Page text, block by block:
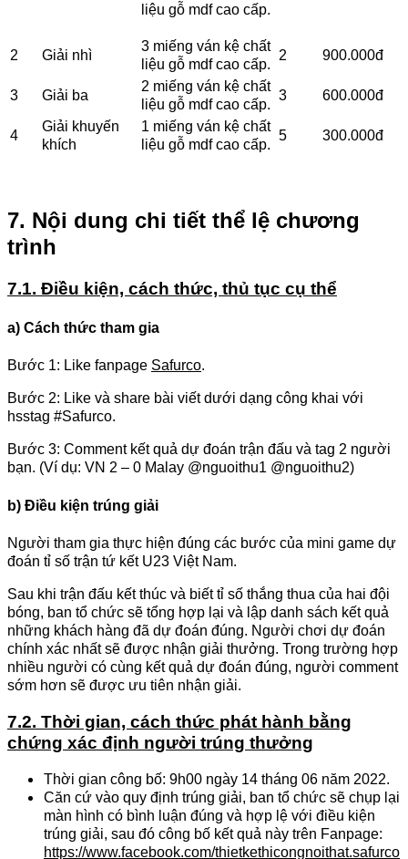
liệu gỗ mdf cao cấp.
2 Giải nhì
3 miếng ván kệ chất
liệu gỗ mdf cao cấp.
2 900.000đ
3 Giải ba
2 miếng ván kệ chất
liệu gỗ mdf cao cấp.
3 600.000đ
4
Giải khuyến
khích
1 miếng ván kệ chất
liệu gỗ mdf cao cấp.
5 300.000đ
7. Nội dung chi tiết thể lệ chương
trình
7.1. Điều kiện, cách thức, thủ tục cụ thể
a) Cách thức tham gia
Bước 1: Like fanpage Safurco.
Bước 2: Like và share bài viết dưới dạng công khai với
hsstag #Safurco.
Bước 3: Comment kết quả dự đoán trận đấu và tag 2 người
bạn. (Ví dụ: VN 2 – 0 Malay @nguoithu1 @nguoithu2)
b) Điều kiện trúng giải
Người tham gia thực hiện đúng các bước của mini game dự
đoán tỉ số trận tứ kết U23 Việt Nam.
Sau khi trận đấu kết thúc và biết tỉ số thắng thua của hai đội
bóng, ban tổ chức sẽ tổng hợp lại và lập danh sách kết quả
những khách hàng đã dự đoán đúng. Người chơi dự đoán
chính xác nhất sẽ được nhận giải thưởng. Trong trường hợp
nhiều người có cùng kết quả dự đoán đúng, người comment
sớm hơn sẽ được ưu tiên nhận giải.
7.2. Thời gian, cách thức phát hành bằng
chứng xác định người trúng thưởng
Thời gian công bố: 9h00 ngày 14 tháng 06 năm 2022.
Căn cứ vào quy định trúng giải, ban tổ chức sẽ chụp lại
màn hình có bình luận đúng và hợp lệ với điều kiện
trúng giải, sau đó công bố kết quả này trên Fanpage:
https://www.facebook.com/thietkethicongnoithat.safurco